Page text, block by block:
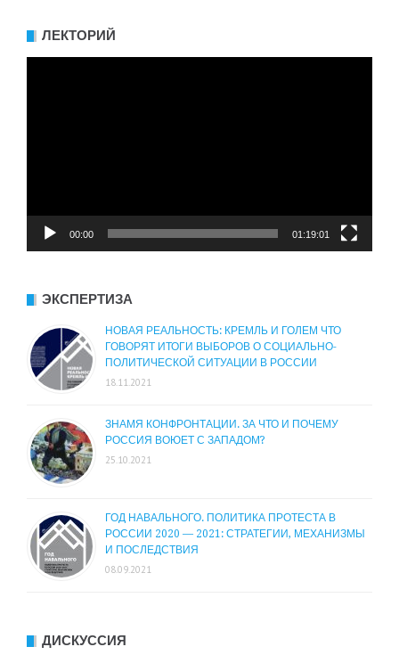
ЛЕКТОРИЙ
00:00 01:19:01
ЭКСПЕРТИЗА
НОВАЯ РЕАЛЬНОСТЬ: КРЕМЛЬ И ГОЛЕМ ЧТО
ГОВОРЯТ ИТОГИ ВЫБОРОВ О СОЦИАЛЬНО-
ПОЛИТИЧЕСКОЙ СИТУАЦИИ В РОССИИ
18.11.2021
ЗНАМЯ КОНФРОНТАЦИИ. ЗА ЧТО И ПОЧЕМУ
РОССИЯ ВОЮЕТ С ЗАПАДОМ?
25.10.2021
ГОД НАВАЛЬНОГО. ПОЛИТИКА ПРОТЕСТА В
РОССИИ 2020 — 2021: СТРАТЕГИИ, МЕХАНИЗМЫ
И ПОСЛЕДСТВИЯ
08.09.2021
ДИСКУССИЯ